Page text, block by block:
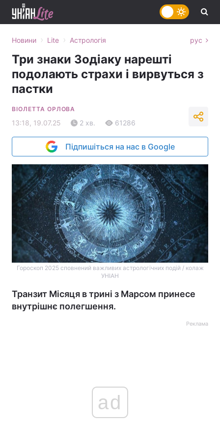
Новини › Lite › Астрологія рус
Три знаки Зодіаку нарешті
подолають страхи і вирвуться з
пастки
ВІОЛЕТТА ОРЛОВА
13:18, 19.07.25 2 хв. 61286
Підпишіться на нас в Google
Гороскоп 2025 сповнений важливих астрологічних подій / колаж
УНІАН
Транзит Місяця в трині з Марсом принесе
внутрішнє полегшення.
Реклама
ad